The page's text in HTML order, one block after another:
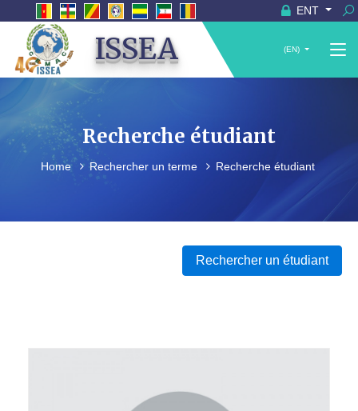
ENT
ISSEA (EN)
Recherche étudiant
Home Rechercher un terme Recherche étudiant
Rechercher un étudiant